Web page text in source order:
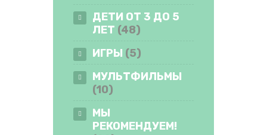
ДЕТИ ОТ 3 ДО 5
ЛЕТ (48)
ИГРЫ (5)
МУЛЬТФИЛЬМЫ
(10)
МЫ
РЕКОМЕНДУЕМ!